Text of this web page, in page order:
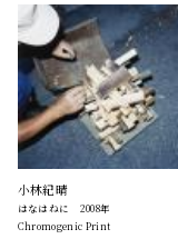
小林紀晴
はなはねに 2008年
Chromogenic Print